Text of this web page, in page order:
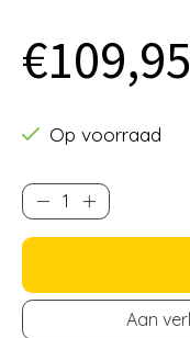
€109,95
Op voorraad
Aan